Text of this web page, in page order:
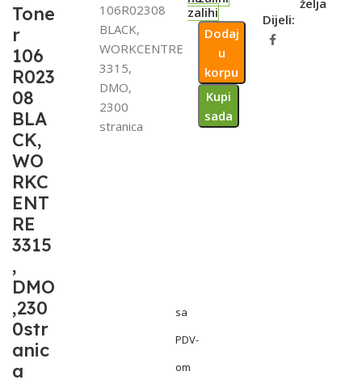
Tone
r
106
R023
08
BLA
CK,
WO
RKC
ENT
RE
3315
,
DMO
,230
0str
anic
a
106R02308
BLACK,
WORKCENTRE
3315,
DMO,
2300
stranica
sa
PDV-
om
zalihi
Dodaj
u
korpu
Kupi
sada
želja
Dijeli: